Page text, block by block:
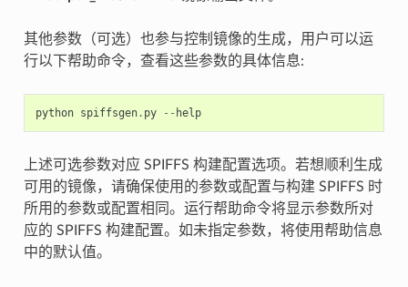
其他参数（可选）也参与控制镜像的生成，用户可以运
行以下帮助命令，查看这些参数的具体信息:
python spiffsgen. py -- help
上述可选参数对应 SPIFFS 构建配置选项。若想顺利生成
可用的镜像，请确保使用的参数或配置与构建 SPIFFS 时
所用的参数或配置相同。运行帮助命令将显示参数所对
应的 SPIFFS 构建配置。如未指定参数，将使用帮助信息
中的默认值。